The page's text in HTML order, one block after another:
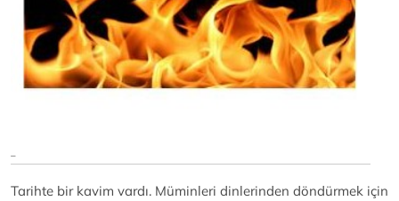
Tarihte bir kavim vardı. Müminleri dinlerinden döndürmek için